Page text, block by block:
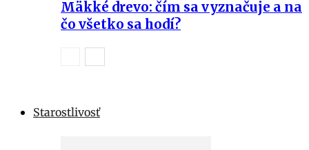
Mäkké drevo: čím sa vyznačuje a na
čo všetko sa hodí?
Starostlivosť